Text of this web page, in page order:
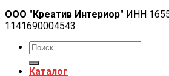
ООО "Креатив Интериор" ИНН
1141690004543
Каталог